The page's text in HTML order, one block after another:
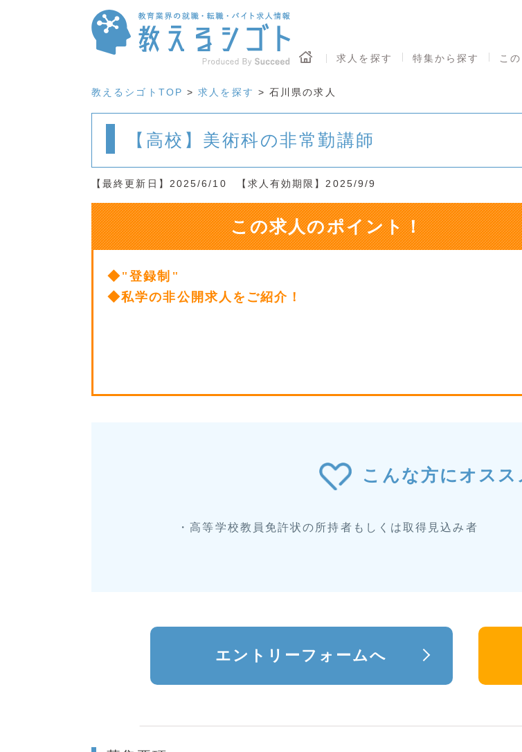
求人を探す 特集から探す こ
教えるシゴトTOP >求人を探す > 石川県の求人
【高校】美術科の非常勤講師
【最終更新日】2025/6/10 【求人有効期限】2025/9/9
この求人のポイント！
◆"登録制"
◆私学の非公開求人をご紹介！
こんな方にオスス
・高等学校教員免許状の所持者もしくは取得見込み者
エントリーフォームへ